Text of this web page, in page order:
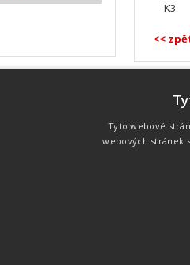
K3
<<
společnosti MYLAPS. Tato
používána na olympijských
a šíření obsahu je bez písemného
Tyto webové
webových stránek